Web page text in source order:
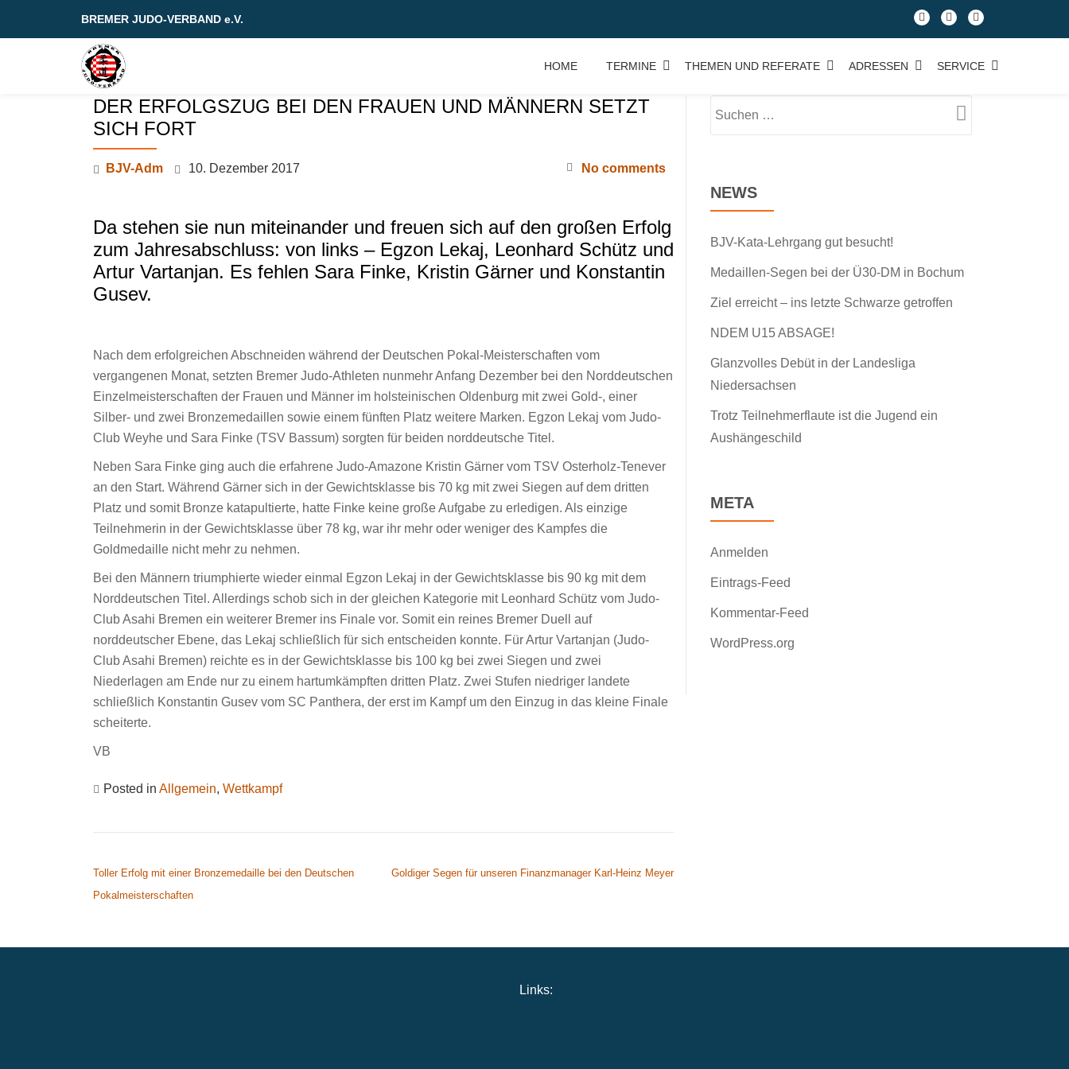
Skip
BREMER JUDO-VERBAND e.V.
fa-
facebook
fa-
facebook
fa-
google-
plus-
HOME TERMINE THEMEN UND REFERATE ADRESSEN SERVICE
DER ERFOLGSZUG BEI DEN FRAUEN UND MÄNNERN SETZT
SICH FORT
BJV-Adm 10. Dezember 2017 No comments
Da stehen sie nun miteinander und freuen sich auf den großen Erfolg
zum Jahresabschluss: von links – Egzon Lekaj, Leonhard Schütz und
Artur Vartanjan. Es fehlen Sara Finke, Kristin Gärner und Konstantin
Gusev.
Nach dem erfolgreichen Abschneiden während der Deutschen Pokal-Meisterschaften vom
vergangenen Monat, setzten Bremer Judo-Athleten nunmehr Anfang Dezember bei den Norddeutschen
Einzelmeisterschaften der Frauen und Männer im holsteinischen Oldenburg mit zwei Gold-, einer
Silber- und zwei Bronzemedaillen sowie einem fünften Platz weitere Marken. Egzon Lekaj vom Judo-
Club Weyhe und Sara Finke (TSV Bassum) sorgten für beiden norddeutsche Titel.
Neben Sara Finke ging auch die erfahrene Judo-Amazone Kristin Gärner vom TSV Osterholz-Tenever
an den Start. Während Gärner sich in der Gewichtsklasse bis 70 kg mit zwei Siegen auf dem dritten
Platz und somit Bronze katapultierte, hatte Finke keine große Aufgabe zu erledigen. Als einzige
Teilnehmerin in der Gewichtsklasse über 78 kg, war ihr mehr oder weniger des Kampfes die
Goldmedaille nicht mehr zu nehmen.
Bei den Männern triumphierte wieder einmal Egzon Lekaj in der Gewichtsklasse bis 90 kg mit dem
Norddeutschen Titel. Allerdings schob sich in der gleichen Kategorie mit Leonhard Schütz vom Judo-
Club Asahi Bremen ein weiterer Bremer ins Finale vor. Somit ein reines Bremer Duell auf
norddeutscher Ebene, das Lekaj schließlich für sich entscheiden konnte. Für Artur Vartanjan (Judo-
Club Asahi Bremen) reichte es in der Gewichtsklasse bis 100 kg bei zwei Siegen und zwei
Niederlagen am Ende nur zu einem hartumkämpften dritten Platz. Zwei Stufen niedriger landete
schließlich Konstantin Gusev vom SC Panthera, der erst im Kampf um den Einzug in das kleine Finale
scheiterte.
VB
Posted in Allgemein, Wettkampf
Toller Erfolg mit einer Bronzemedaille bei den Deutschen
Pokalmeisterschaften
Goldiger Segen für unseren Finanzmanager Karl-Heinz Meyer
NEWS
BJV-Kata-Lehrgang gut besucht!
Medaillen-Segen bei der Ü30-DM in Bochum
Ziel erreicht – ins letzte Schwarze getroffen
NDEM U15 ABSAGE!
Glanzvolles Debüt in der Landesliga
Niedersachsen
Trotz Teilnehmerflaute ist die Jugend ein
Aushängeschild
META
Anmelden
Eintrags-Feed
Kommentar-Feed
WordPress.org
Links: